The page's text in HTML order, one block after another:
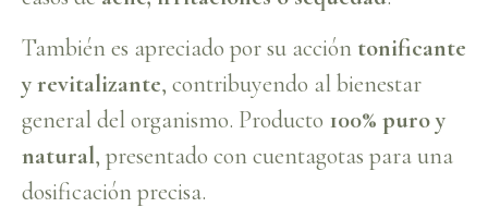
También es apreciado por su acción tonificante
y revitalizante, contribuyendo al bienestar
general del organismo. Producto 100% puro y
natural, presentado con cuentagotas para una
dosificación precisa.